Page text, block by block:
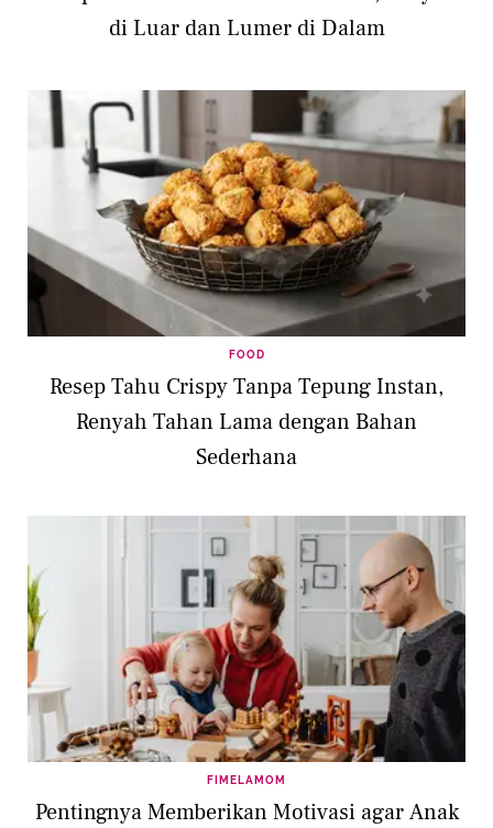
di Luar dan Lumer di Dalam
FOOD
Resep Tahu Crispy Tanpa Tepung Instan,
Renyah Tahan Lama dengan Bahan
Sederhana
FIMELAMOM
Pentingnya Memberikan Motivasi agar Anak